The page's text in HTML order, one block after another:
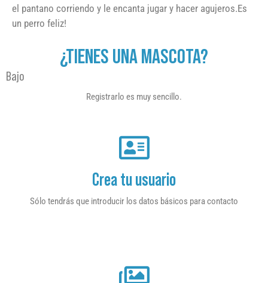
el pantano corriendo y le encanta jugar y hacer agujeros.Es
un perro feliz!
¿TIENES UNA MASCOTA?
Bajo
Registrarlo es muy sencillo.
Crea tu usuario
Sólo tendrás que introducir los datos básicos para contacto